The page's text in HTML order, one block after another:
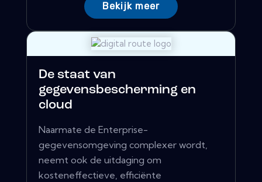
Bekijk meer
De staat van
gegevensbescherming en
cloud
Naarmate de Enterprise-
gegevensomgeving complexer wordt,
neemt ook de uitdaging om
kosteneffectieve, efficiënte